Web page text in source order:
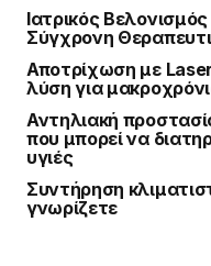
Ιατρικός
Σύγχρονη
Αποτρίχωση με
λύση για
Αντηλιακή
που μπορεί να
υγιές
Συντήρηση
γνωρίζετε